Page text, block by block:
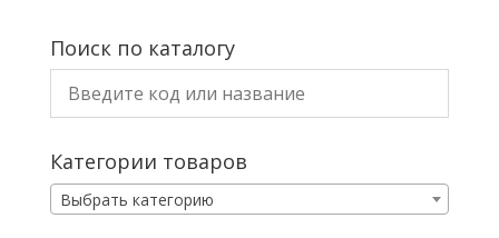
Поиск по каталогу
Категории товаров
Выбрать категорию